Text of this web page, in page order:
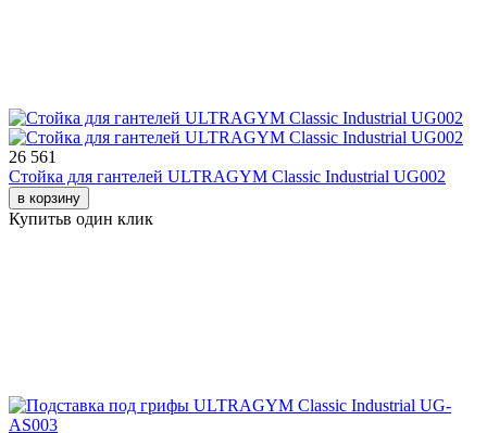
26 561
Стойка для гантелей ULTRAGYM Classic Industrial UG002
в корзину
Купитьв один клик